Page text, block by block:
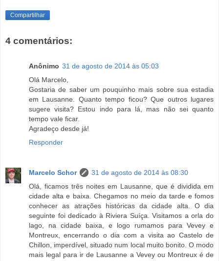
Compartilhar
4 comentários:
Anônimo 31 de agosto de 2014 às 05:03
Olá Marcelo,
Gostaria de saber um pouquinho mais sobre sua estadia
em Lausanne. Quanto tempo ficou? Que outros lugares
sugere visita? Estou indo para lá, mas não sei quanto
tempo vale ficar.
Agradeço desde já!
Responder
Marcelo Schor
31 de agosto de 2014 às 08:30
Olá, ficamos três noites em Lausanne, que é dividida em
cidade alta e baixa. Chegamos no meio da tarde e fomos
conhecer as atrações históricas da cidade alta. O dia
seguinte foi dedicado à Riviera Suíça. Visitamos a orla do
lago, na cidade baixa, e logo rumamos para Vevey e
Montreux, encerrando o dia com a visita ao Castelo de
Chillon, imperdível, situado num local muito bonito. O modo
mais legal para ir de Lausanne a Vevey ou Montreux é de